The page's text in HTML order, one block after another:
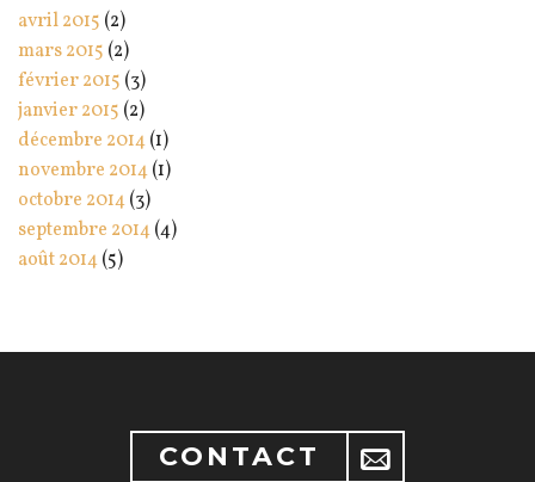
avril 2015 (2)
mars 2015 (2)
février 2015 (3)
janvier 2015 (2)
décembre 2014(1)
novembre 2014(1)
octobre 2014(3)
septembre 2014(4)
août 2014(5)
CONTACT